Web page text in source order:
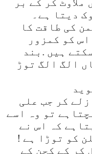
کر کے بر
دیتا ہے۔
کی طاقت کا
کو کمزور
ہیں .بند
الگ الگ توڑ
کر جب علی
تو وہ اسے
کہ اس نے
کو توڑا ہے !
کر کے کچن کے